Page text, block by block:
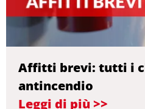
Affitti brevi: tutti i
antincendio
Leggi di più >>